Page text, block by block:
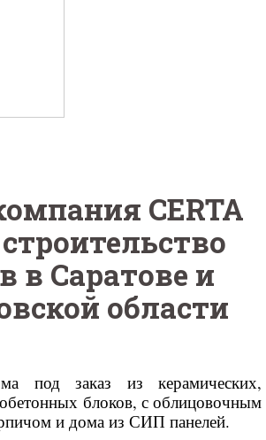
CERTA
в Саратове и
области
под заказ из керамических,
блоков, с облицовочным
и дома из СИП панелей.